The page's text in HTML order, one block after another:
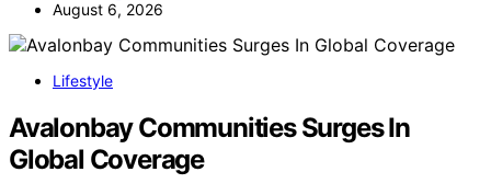
August 6, 2026
Lifestyle
Avalonbay Communities Surges In
Global Coverage